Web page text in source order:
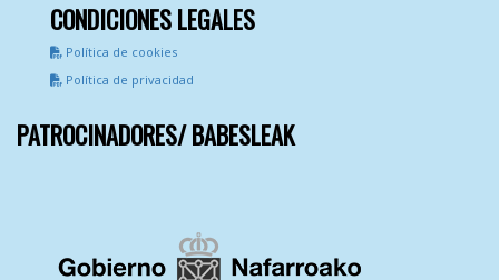
CONDICIONES LEGALES
Política de cookies
Política de privacidad
PATROCINADORES/ BABESLEAK